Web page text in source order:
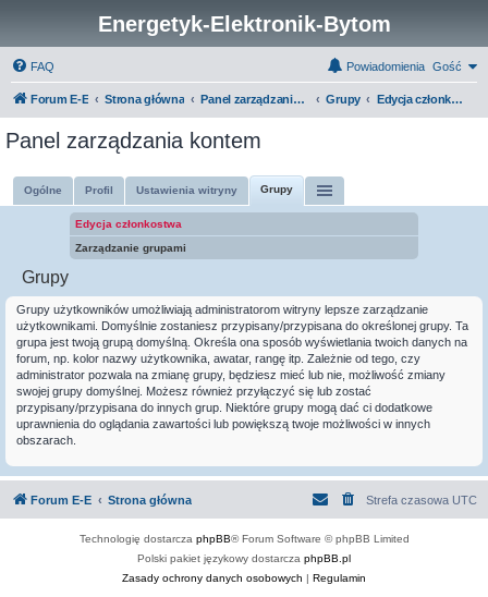
Energetyk-Elektronik-Bytom
FAQ Gość
Powiadomienia
Forum E-E Strona główna Panel zarządzania kontem Grupy Edycja członkostwa
Panel zarządzania kontem
Ogólne Profil Ustawienia witryny Grupy
Edycja członkostwa
Zarządzanie grupami
Grupy
Grupy użytkowników umożliwiają administratorom witryny lepsze zarządzanie
użytkownikami. Domyślnie zostaniesz przypisany/przypisana do określonej grupy. Ta
grupa jest twoją grupą domyślną. Określa ona sposób wyświetlania twoich danych na
forum, np. kolor nazwy użytkownika, awatar, rangę itp. Zależnie od tego, czy
administrator pozwala na zmianę grupy, będziesz mieć lub nie, możliwość zmiany
swojej grupy domyślnej. Możesz również przyłączyć się lub zostać
przypisany/przypisana do innych grup. Niektóre grupy mogą dać ci dodatkowe
uprawnienia do oglądania zawartości lub powiększą twoje możliwości w innych
obszarach.
Forum E-E Strona główna Strefa czasowa UTC
Technologię dostarcza phpBB® Forum Software © phpBB Limited
Polski pakiet językowy dostarcza phpBB.pl
Zasady ochrony danych osobowych | Regulamin